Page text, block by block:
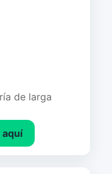
de larga
aquí